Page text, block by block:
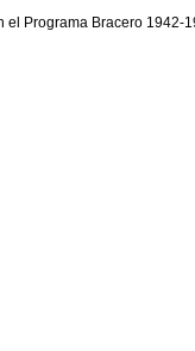
Programa Bracero 1942-